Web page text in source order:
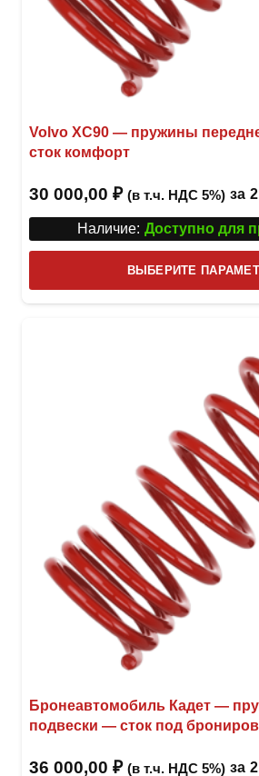
Volvo XC90 — пружины
сток комфорт
30 000,00 ₽ (в т.ч. НДС 5%) за
Наличие: Доступно для
ВЫБЕРИТЕ
Бронеавтомобиль Кадет —
подвески — сток под
36 000,00 ₽ (в т.ч. НДС 5%) за